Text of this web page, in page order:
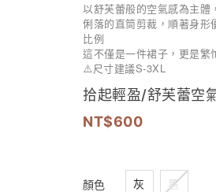
以舒芙蕾般的空氣感為主體
俐落的直筒剪裁，順著身形
比例
這不僅是一件裙子，更是繁
⚠️尺寸建議S-3XL
拾起輕盈/舒芙蕾空
600
顏色 灰 黑